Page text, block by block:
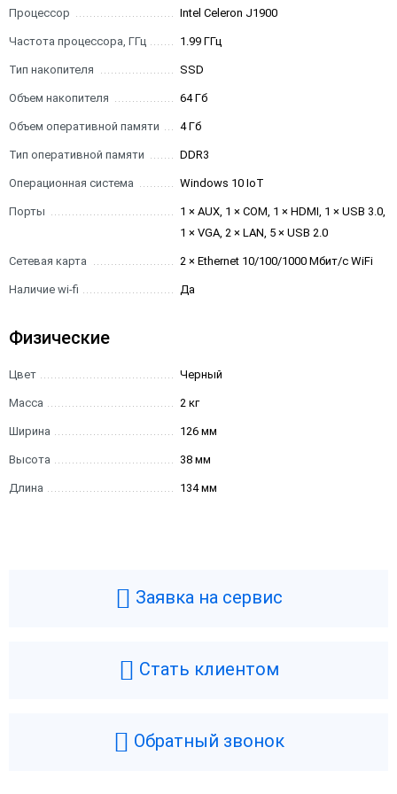
Процессор Intel Celeron J1900
Частота процессора, ГГц 1.99 ГГц
Тип накопителя SSD
Объем накопителя 64 Гб
Объем оперативной памяти 4 Гб
Тип оперативной памяти DDR3
Операционная система Windows 10 IoT
Порты
1 × AUX, 1 × COM, 1 × HDMI, 1 × USB 3.0,
1 × VGA, 2 × LAN, 5 × USB 2.0
Сетевая карта 2 × Ethernet 10/100/1000 Мбит/с WiFi
Наличие wi-fi Да
Физические
Цвет Черный
Масса 2 кг
Ширина 126 мм
Высота 38 мм
Длина 134 мм
Заявка на сервис
Стать клиентом
Обратный звонок